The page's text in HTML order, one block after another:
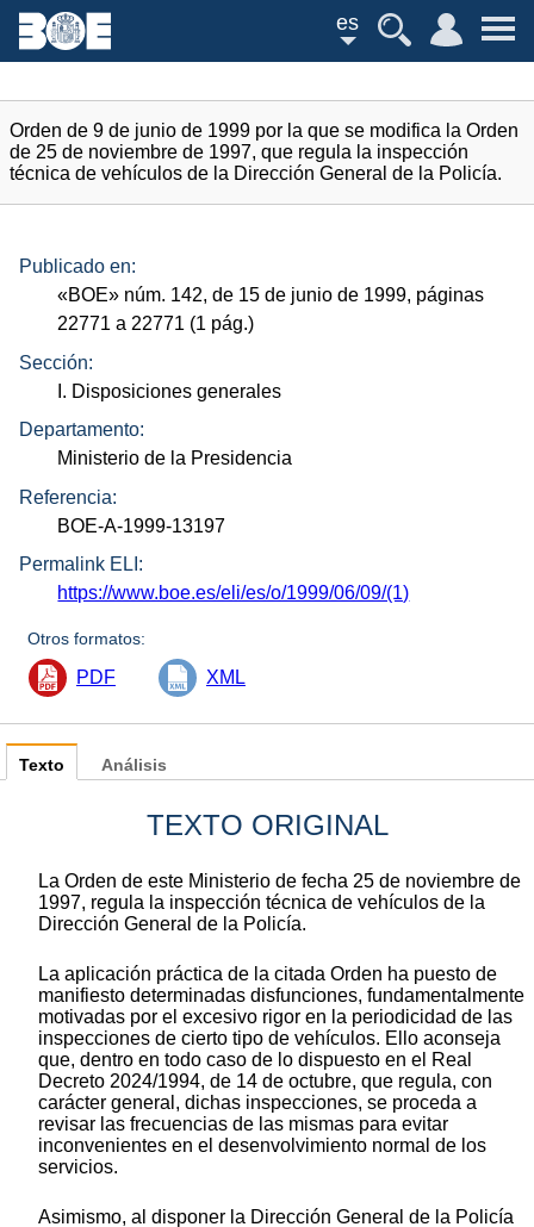
es
Orden de 9 de junio de 1999 por la que se modifica la Orden
de 25 de noviembre de 1997, que regula la inspección
técnica de vehículos de la Dirección General de la Policía.
Publicado en:
«BOE» núm. 142, de 15 de junio de 1999, páginas
22771 a 22771 (1 pág.)
Sección:
I. Disposiciones generales
Departamento:
Ministerio de la Presidencia
Referencia:
BOE-A-1999-13197
Permalink ELI:
https://www.boe.es/eli/es/o/1999/06/09/(1)
Otros formatos:
PDF XML
Texto
TEXTO ORIGINAL
La Orden de este Ministerio de fecha 25 de noviembre de
1997, regula la inspección técnica de vehículos de la
Dirección General de la Policía.
La aplicación práctica de la citada Orden ha puesto de
manifiesto determinadas disfunciones, fundamentalmente
motivadas por el excesivo rigor en la periodicidad de las
inspecciones de cierto tipo de vehículos. Ello aconseja
que, dentro en todo caso de lo dispuesto en el Real
Decreto 2024/1994, de 14 de octubre, que regula, con
carácter general, dichas inspecciones, se proceda a
revisar las frecuencias de las mismas para evitar
inconvenientes en el desenvolvimiento normal de los
servicios.
Asimismo, al disponer la Dirección General de la Policía
Análisis